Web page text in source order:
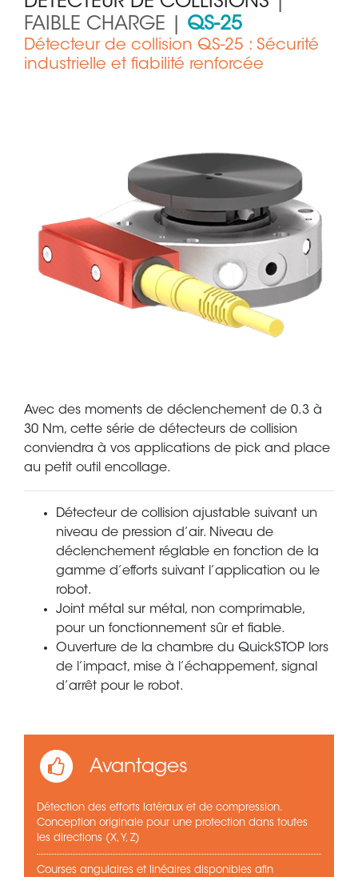
FAIBLE CHARGE | QS-25
Détecteur de collision QS-25 : Sécurité
industrielle et fiabilité renforcée
Avec des moments de déclenchement de 0.3 à
30 Nm, cette série de détecteurs de collision
conviendra à vos applications de pick and place
au petit outil encollage.
Détecteur de collision ajustable suivant un
niveau de pression d’air. Niveau de
déclenchement réglable en fonction de la
gamme d’efforts suivant l’application ou le
robot.
Joint métal sur métal, non comprimable,
pour un fonctionnement sûr et fiable.
Ouverture de la chambre du QuickSTOP lors
de l’impact, mise à l’échappement, signal
d’arrêt pour le robot.
Avantages
Détection des efforts latéraux et de compression.
Conception originale pour une protection dans toutes
les directions (X, Y, Z)
Courses angulaires et linéaires disponibles afin